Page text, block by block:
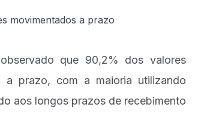
movimentados a prazo
que 90,2% dos valores
a prazo, com a maioria utilizando
aos longos prazos de recebimento